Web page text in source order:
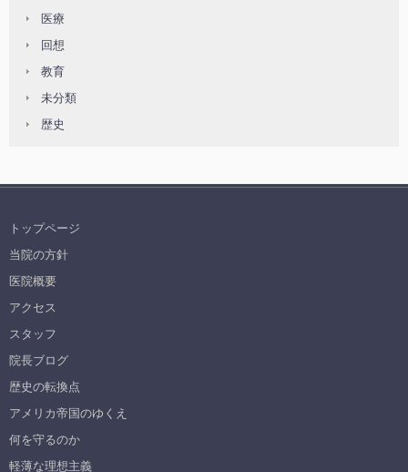
医療
回想
教育
未分類
歴史
トップページ
当院の方針
医院概要
アクセス
スタッフ
院長ブログ
歴史の転換点
アメリカ帝国のゆくえ
何を守るのか
軽薄な理想主義